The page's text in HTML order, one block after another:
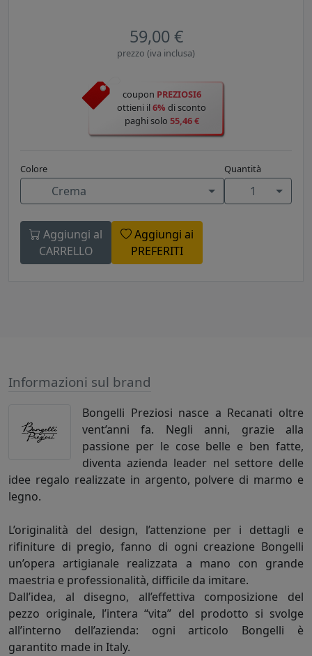
59,00 €
prezzo (iva inclusa)
coupon PREZIOSI6
ottieni il6% di sconto
paghi solo 55,46 €
Colore
Crema
Quantità
1
Aggiungi al
CARRELLO
Aggiungi ai
PREFERITI
Informazioni sul brand
Bongelli Preziosi nasce a Recanati oltre
vent’anni fa. Negli anni, grazie alla
passione per le cose belle e ben fatte,
diventa azienda leader nel settore delle
idee regalo realizzate in argento, polvere di marmo e
legno.
L’originalità del design, l’attenzione per i dettagli e
rifiniture di pregio, fanno di ogni creazione Bongelli
un’opera artigianale realizzata a mano con grande
maestria e professionalità, difficile da imitare.
Dall’idea, al disegno, all’effettiva composizione del
pezzo originale, l’intera “vita” del prodotto si svolge
all’interno dell’azienda: ogni articolo Bongelli è
garantito made in Italy.